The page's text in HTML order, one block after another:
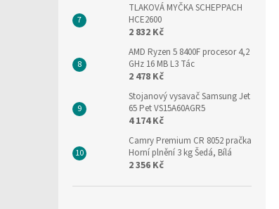
TLAKOVÁ MYČKA SCHEPPACH
HCE2600
2 832 Kč
AMD Ryzen 5 8400F procesor 4,2
GHz 16 MB L3 Tác
2 478 Kč
Stojanový vysavač Samsung Jet
65 Pet VS15A60AGR5
4 174 Kč
Camry Premium CR 8052 pračka
Horní plnění 3 kg Šedá, Bílá
2 356 Kč